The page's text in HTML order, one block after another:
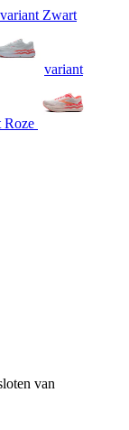
variant Zwart
variant
Roze
van